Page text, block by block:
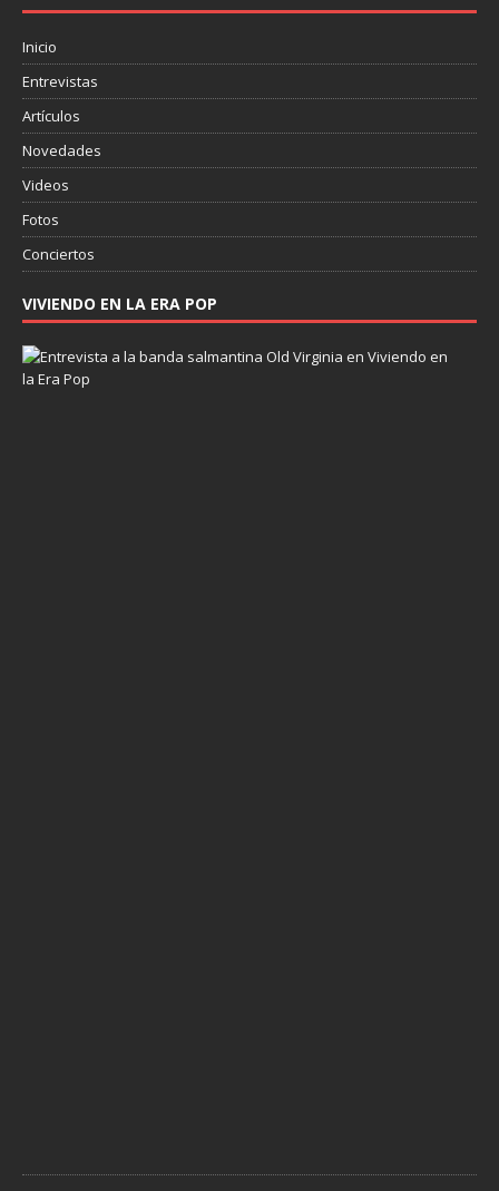
Inicio
Entrevistas
Artículos
Novedades
Videos
Fotos
Conciertos
VIVIENDO EN LA ERA POP